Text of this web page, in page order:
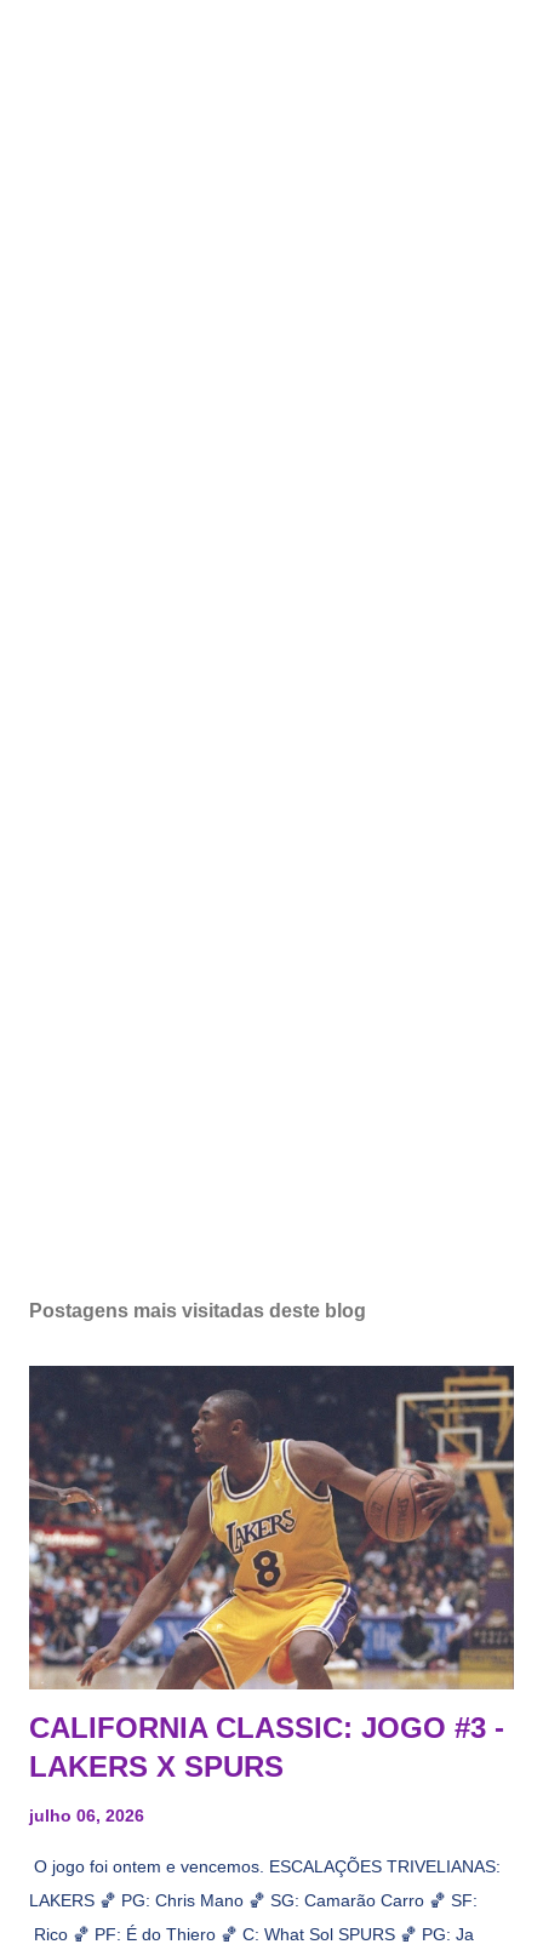
Postagens mais visitadas deste blog
CALIFORNIA CLASSIC: JOGO #3 -
LAKERS X SPURS
julho 06, 2026
O jogo foi ontem e vencemos. ESCALAÇÕES TRIVELIANAS:
LAKERS 🏀 PG: Chris Mano 🏀 SG: Camarão Carro 🏀 SF:
Rico 🏀 PF: É do Thiero 🏀 C: What Sol SPURS 🏀 PG: Ja